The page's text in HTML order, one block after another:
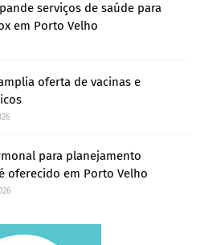
serviços de saúde para
em Porto Velho
oferta de vacinas e
para planejamento
oferecido em Porto Velho